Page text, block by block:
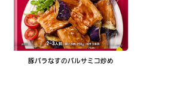
豚バラなすのバルサミコ炒め